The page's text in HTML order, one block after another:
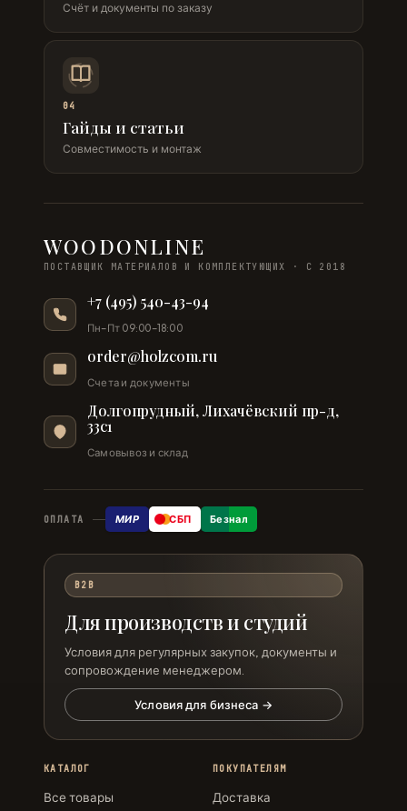
Счёт и документы по заказу
04
Гайды и статьи
Совместимость и монтаж
WOODONLINE
ПОСТАВЩИК МАТЕРИАЛОВ И КОМПЛЕКТУЮЩИХ · С 2018
+7 (495) 540-43-94
Пн–Пт 09:00–18:00
order@holzcom.ru
Счета и документы
Долгопрудный, Лихачёвский пр-д,
33с1
Самовывоз и склад
ОПЛАТА МИР СБП Безнал
B2B
Для производств и студий
Условия для регулярных закупок, документы и
сопровождение менеджером.
Условия для бизнеса →
КАТАЛОГ
Все товары
ПОКУПАТЕЛЯМ
Доставка